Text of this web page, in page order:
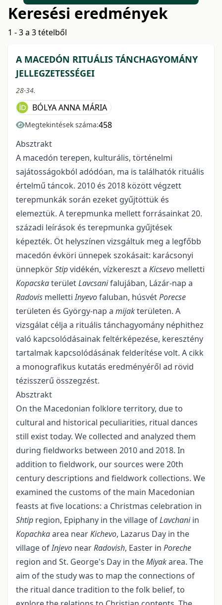
Keresési eredmények
1 - 3 a 3 tételből
A MACEDÓN RITUÁLIS TÁNCHAGYOMÁNY
JELLEGZETESSÉGEI
28-34.
BÓLYA ANNA MÁRIA
Megtekintések száma:458
Absztrakt
A macedón terepen, kulturális, történelmi
sajátosságokból adódóan, ma is találhatók rituális
értelmű táncok. 2010 és 2018 között végzett
terepmunkák során ezeket gyűjtöttük és
elemeztük. A terepmunka mellett forrásainkat 20.
századi leírások és terepmunka gyűjtések
képezték. Öt helyszínen vizsgáltuk meg a legfőbb
macedón évköri ünnepek szokásait: karácsonyi
ünnepkörStipvidékén, vízkereszt a Kicsevo melletti
KopacskaterületLavcsanifalujában, Lázár-nap a
Radovis mellettiInyevofaluban, húsvétPorecse
területen és György-nap a mijakterületen. A
vizsgálat célja a rituális tánchagyomány néphithez
való kapcsolódásainak feltérképezése, keresztény
tartalmak kapcsolódásának felderítése volt. A cikk
a monografikus kutatás eredményéről ad rövid
tézisszerű összegzést.
Absztrakt
On the Macedonian folklore territory, due to
cultural and historical peculiarities, ritual dances
still exist today. We collected and analyzed them
during fieldworks between 2010 and 2018. In
addition to fieldwork, our sources were 20th
century descriptions and fieldwork collections. We
examined the customs of the main Macedonian
feasts at five locations: a Christmas celebration in
Shtip region, Epiphany in the village ofLavchaniin
Kopachkaarea nearKichevo, Lazarus Day in the
village ofInjevo nearRadovish, Easter in Poreche
region and St. George's Day in theMiyakarea. The
aim of the study was to map the connections of
the ritual dance tradition to the folk belief, to